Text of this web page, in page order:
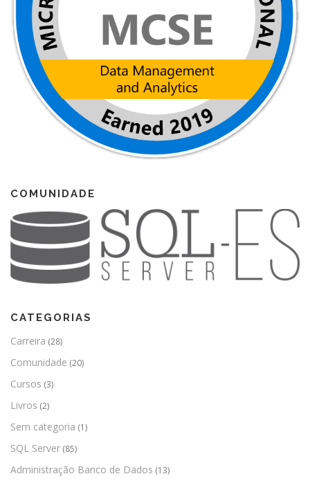
COMUNIDADE
CATEGORIAS
Carreira (28)
Comunidade (20)
Cursos (3)
Livros (2)
Sem categoria (1)
SQL Server (85)
Administração Banco de Dados (13)